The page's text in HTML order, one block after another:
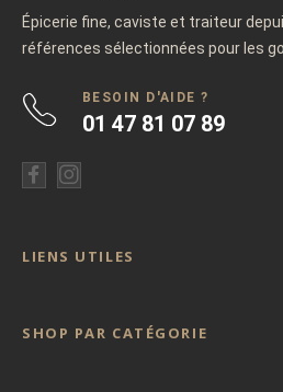
Épicerie fine, caviste et traiteur
références sélectionnées pour les
BESOIN D'AIDE ?
01 47 81 07 89
LIENS UTILES
SHOP PAR CATÉGORIE